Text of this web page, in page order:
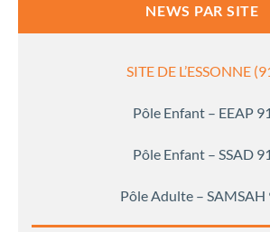
NEWS PAR SITE
SITE DE L’ESSONNE
Pôle Enfant – EEAP 91
Pôle Enfant – SSAD 91
Pôle Adulte – SAMSAH